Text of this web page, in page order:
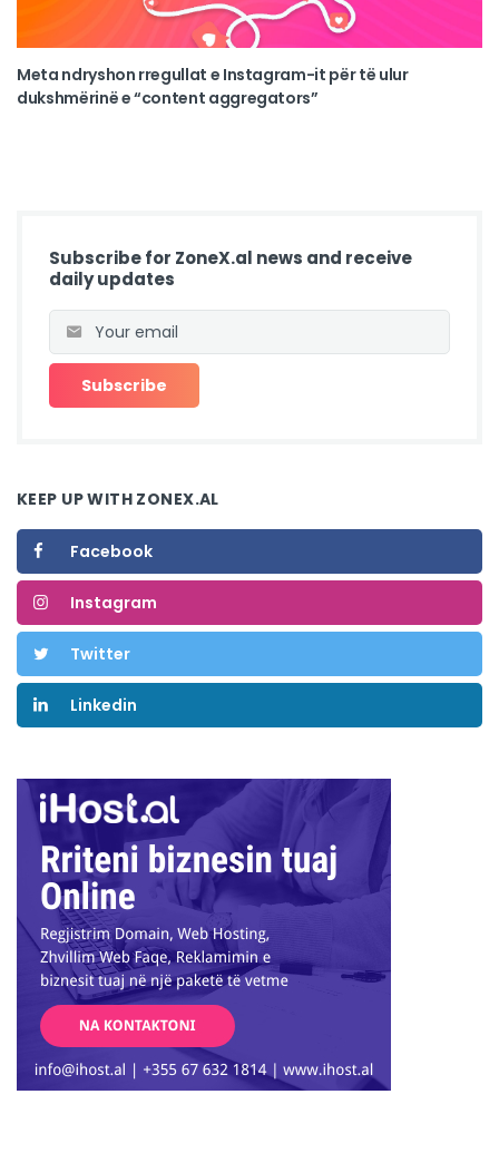
Meta ndryshon rregullat e Instagram-it për të ulur
dukshmërinë e “content aggregators”
Subscribe for ZoneX.al news and receive
daily updates
KEEP UP WITH ZONEX.AL
Facebook
Instagram
Twitter
Linkedin